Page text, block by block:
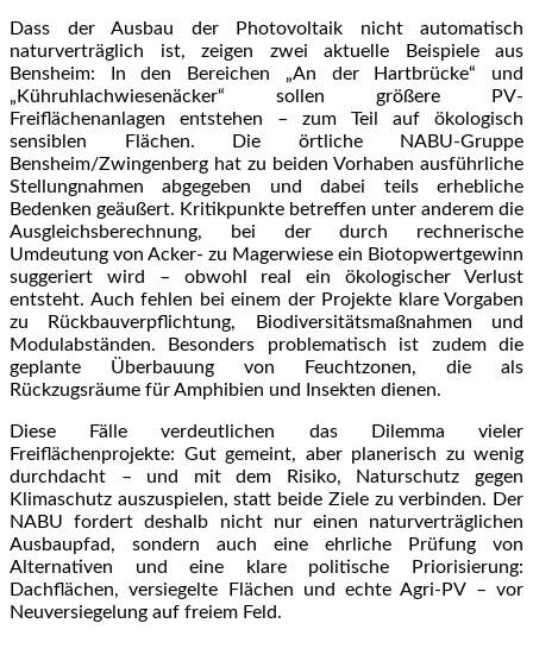
Dass der Ausbau der Photovoltaik nicht automatisch
naturverträglich ist, zeigen zwei aktuelle Beispiele aus
Bensheim: In den Bereichen „An der Hartbrücke“ und
„Kühruhlachwiesenäcker“ sollen größere PV-
Freiflächenanlagen entstehen – zum Teil auf ökologisch
sensiblen Flächen. Die örtliche NABU-Gruppe
Bensheim/Zwingenberg hat zu beiden Vorhaben ausführliche
Stellungnahmen abgegeben und dabei teils erhebliche
Bedenken geäußert. Kritikpunkte betreffen unter anderem die
Ausgleichsberechnung, bei der durch rechnerische
Umdeutung von Acker- zu Magerwiese ein Biotopwertgewinn
suggeriert wird – obwohl real ein ökologischer Verlust
entsteht. Auch fehlen bei einem der Projekte klare Vorgaben
zu Rückbauverpflichtung, Biodiversitätsmaßnahmen und
Modulabständen. Besonders problematisch ist zudem die
geplante Überbauung von Feuchtzonen, die als
Rückzugsräume für Amphibien und Insekten dienen.
Diese Fälle verdeutlichen das Dilemma vieler
Freiflächenprojekte: Gut gemeint, aber planerisch zu wenig
durchdacht – und mit dem Risiko, Naturschutz gegen
Klimaschutz auszuspielen, statt beide Ziele zu verbinden. Der
NABU fordert deshalb nicht nur einen naturverträglichen
Ausbaupfad, sondern auch eine ehrliche Prüfung von
Alternativen und eine klare politische Priorisierung:
Dachflächen, versiegelte Flächen und echte Agri-PV – vor
Neuversiegelung auf freiem Feld.